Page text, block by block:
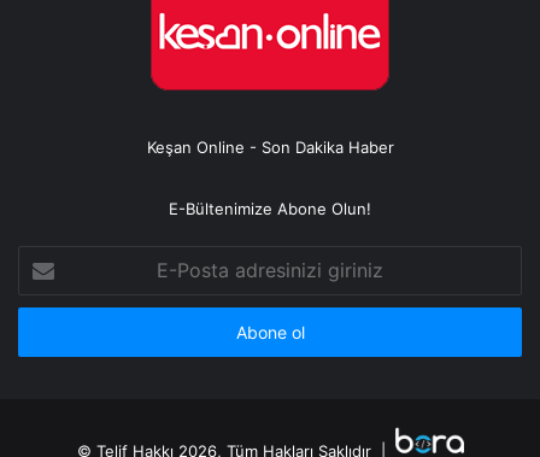
Keşan Online - Son Dakika Haber
E-Bültenimize Abone Olun!
Posta
adresinizi
© Telif Hakkı 2026, Tüm Hakları Saklıdır |